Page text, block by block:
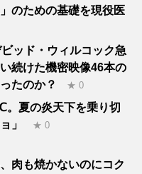
のための基礎を現役医
ッド・ウィルコック急
続けた機密映像46本の
たのか？
★ 0
。夏の炎天下を乗り切
」
★ 0
肉も焼かないのにコク